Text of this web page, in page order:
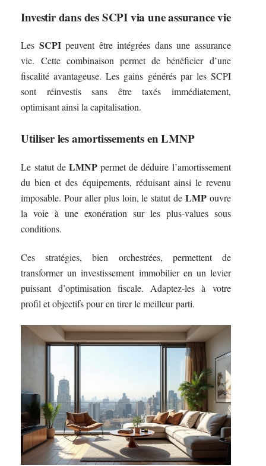
Investir dans des SCPI via une assurance vie
Les SCPIpeuvent être intégrées dans une assurance
vie. Cette combinaison permet de bénéficier d’une
fiscalité avantageuse. Les gains générés par les SCPI
sont réinvestis sans être taxés immédiatement,
optimisant ainsi la capitalisation.
Utiliser les amortissements en LMNP
Le statut de LMNPpermet de déduire l’amortissement
du bien et des équipements, réduisant ainsi le revenu
imposable. Pour aller plus loin, le statut de LMPouvre
la voie à une exonération sur les plus-values sous
conditions.
Ces stratégies, bien orchestrées, permettent de
transformer un investissement immobilier en un levier
puissant d’optimisation fiscale. Adaptez-les à votre
profil et objectifs pour en tirer le meilleur parti.